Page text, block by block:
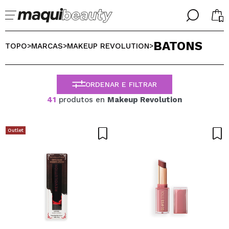
╳
BIENVENIDX!
Esqueceu-se da palavra-passe?
Eu não tenho uma conta aqui
╳
SELECIONE O SEU IDIOMA
PORTUGUESE
ESPAÑOL
ENGLISH
FRANCES
ITALIANO
TOPO>MARCAS>MAKEUP REVOLUTION>BATONS
ORDENAR E FILTRAR
41 produtos en Makeup Revolution
Outlet